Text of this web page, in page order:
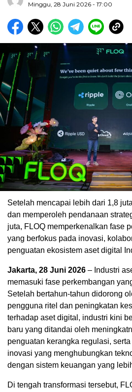
Minggu, 28 Juni 2026 - 17:00
Setelah mencapai lebih dari 1,8
dan memperoleh pendanaan
juta, FLOQ memperkenalkan fase
yang berfokus pada inovasi,
penguatan ekosistem aset digital
Jakarta, 28 Juni 2026 – Industri
memasuki fase perkembangan
Setelah bertahun-tahun didorong
pengguna ritel dan peningkatan
terhadap aset digital, industri kini
baru yang ditandai oleh
penguatan kerangka regulasi,
inovasi yang menghubungkan
dengan sistem keuangan yang
Di tengah transformasi tersebut,